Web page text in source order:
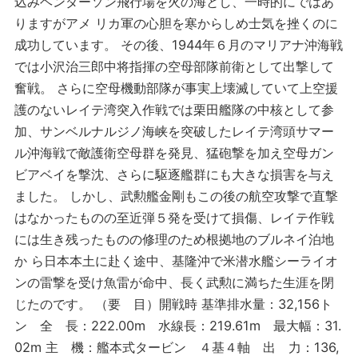
りますがアメ リカ軍の心胆を寒からしめ士気を挫くのに
成功しています。 その後、1944年６月のマリアナ沖海戦
では小沢治三郎中将指揮の空母部隊前衛として出撃して
奮戦。 さらに空母機動部隊が事実上壊滅していて上空援
護のないレイテ湾突入作戦では栗田艦隊の中核として参
加、サンベルナルジノ海峡を突破したレイテ湾頭サマー
ル沖海戦で敵護衛空母群を発見、猛砲撃を加え空母ガン
ビアベイを撃沈、さらに駆逐艦群にも大きな損害を与え
ました。 しかし、武勲艦金剛もこの後の航空攻撃で直撃
はなかったものの至近弾５発を受けて損傷、レイテ作戦
には生き残ったものの修理のため根拠地のブルネイ泊地
か ら日本本土に赴く途中、基隆沖で米潜水艦シーライオ
ンの雷撃を受け魚雷が命中、長く武勲に満ちた生涯を閉
じたのです。 （要 目）開戦時 基準排水量：32,156ト
ン 全 長：222.00m 水線長：219.61m 最大幅：31.
02m 主 機：艦本式タービン ４基４軸 出 力：136,